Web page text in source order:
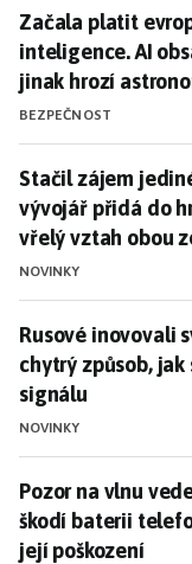
Začala platit
Začala platit
inteligence. AI
jinak hrozí
BEZPEČNOST
Stačil zájem
Stačil zájem
vývojář přidá do
vřelý vztah obou
NOVINKY
Rusové inovovali
Rusové inovovali
chytrý způsob,
signálu
NOVINKY
Pozor na vlnu
Pozor na vlnu
škodí baterii
její poškození